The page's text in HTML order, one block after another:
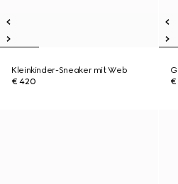
Kleinkinder-Sneaker mit Web
€ 420
€